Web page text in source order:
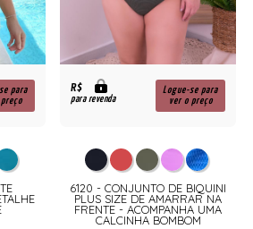
para
R$
para revenda
Logue-se para
ver o preço
6120 - CONJUNTO DE BIQUINI
PLUS SIZE DE AMARRAR NA
FRENTE - ACOMPANHA UMA
CALCINHA BOMBOM